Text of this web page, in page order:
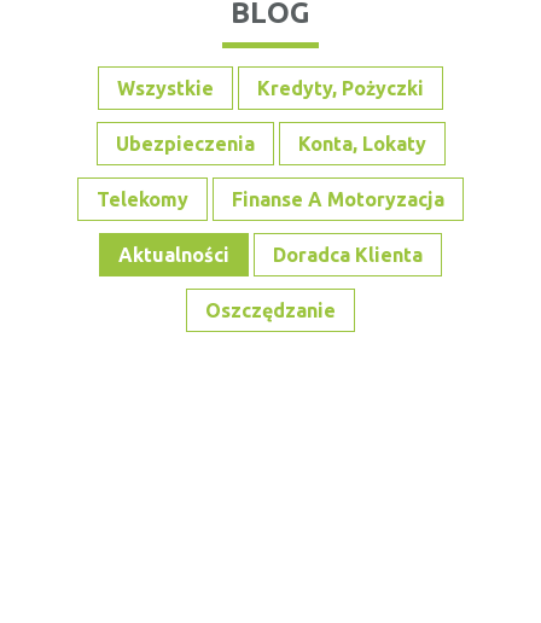
BLOG
Wszystkie Kredyty, Pożyczki
Ubezpieczenia Konta, Lokaty
Telekomy Finanse A Motoryzacja
Aktualności Doradca Klienta
Oszczędzanie